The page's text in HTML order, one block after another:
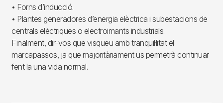
• Forns d’inducció.
• Plantes generadores d’energia elèctrica i subestacions de
centrals elèctriques o electroimants industrials.
Finalment, dir-vos que visqueu amb tranquil·litat el
marcapassos, ja que majoritàriament us permetrà continuar
fent la una vida normal.